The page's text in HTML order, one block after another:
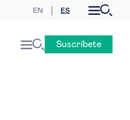
EN ES
internacional
Suscríbete